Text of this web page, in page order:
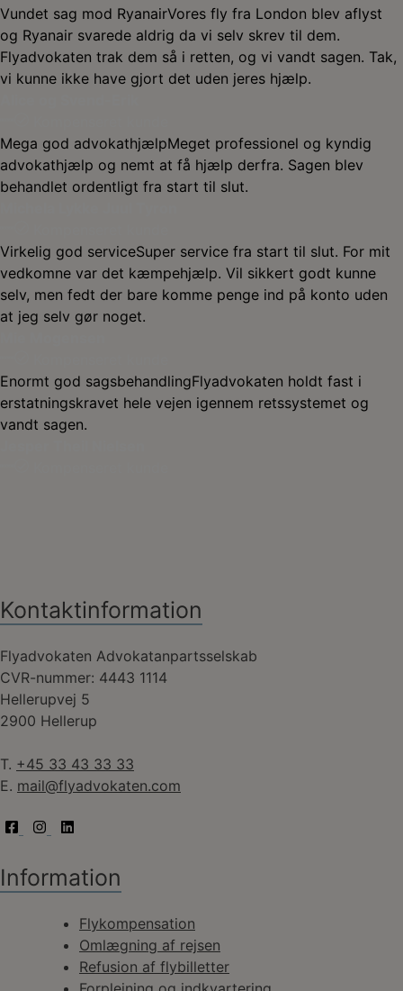
Vundet sag mod RyanairVores fly fra London blev aflyst
og Ryanair svarede aldrig da vi selv skrev til dem.
Flyadvokaten trak dem så i retten, og vi vandt sagen. Tak,
vi kunne ikke have gjort det uden jeres hjælp.
Mega god advokathjælpMeget professionel og kyndig
advokathjælp og nemt at få hjælp derfra. Sagen blev
behandlet ordentligt fra start til slut.
Virkelig god serviceSuper service fra start til slut. For mit
vedkomne var det kæmpehjælp. Vil sikkert godt kunne
selv, men fedt der bare komme penge ind på konto uden
at jeg selv gør noget.
Enormt god sagsbehandlingFlyadvokaten holdt fast i
erstatningskravet hele vejen igennem retssystemet og
vandt sagen.
Kontaktinformation
Flyadvokaten Advokatanpartsselskab
CVR-nummer: 4443 1114
Hellerupvej 5
2900 Hellerup
T. +45 33 43 33 33
E. mail@flyadvokaten.com
Information
Flykompensation
Omlægning af rejsen
Refusion af flybilletter